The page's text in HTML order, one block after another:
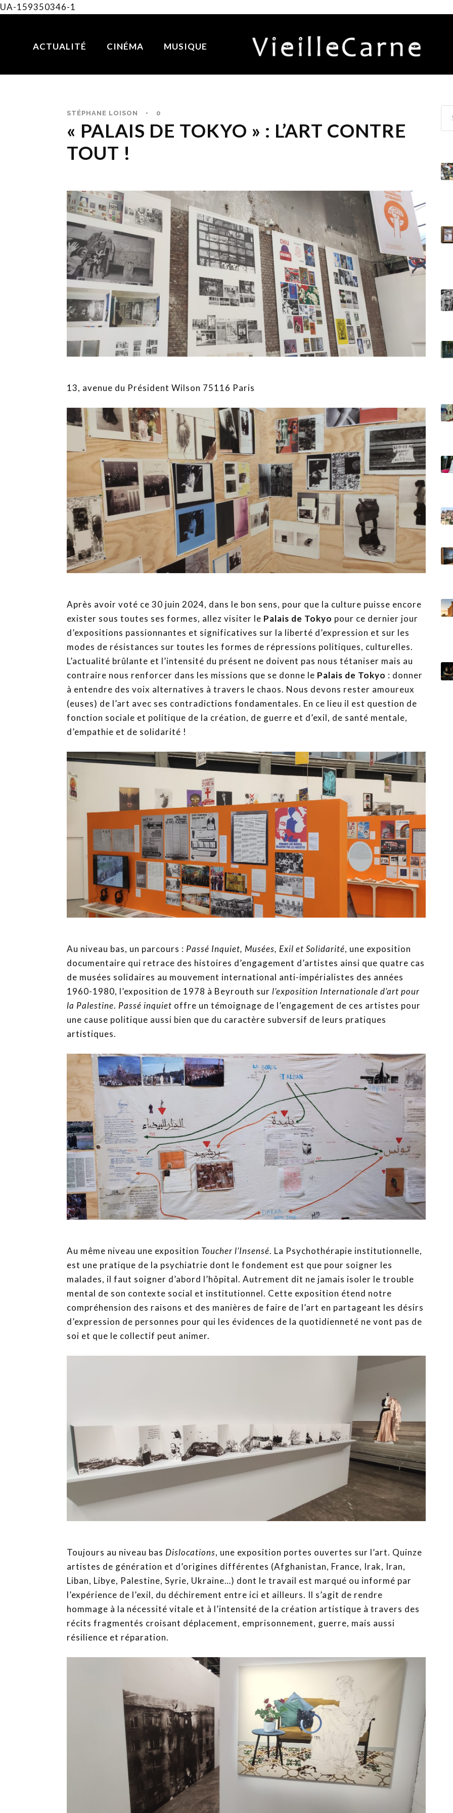
UA-159350346-1
ACTUALITÉ CINÉMA MUSIQUE
STÉPHANE LOISON • 0
« PALAIS DE TOKYO » : L’ART CONTRE
TOUT !
13, avenue du Président Wilson 75116 Paris
Après avoir voté ce 30 juin 2024, dans le bon sens, pour que la culture puisse encore
exister sous toutes ses formes, allez visiter le Palais de Tokyo pour ce dernier jour
d’expositions passionnantes et significatives sur la liberté d’expression et sur les
modes de résistances sur toutes les formes de répressions politiques, culturelles.
L’actualité brûlante et l’intensité du présent ne doivent pas nous tétaniser mais au
contraire nous renforcer dans les missions que se donne le Palais de Tokyo : donner
à entendre des voix alternatives à travers le chaos. Nous devons rester amoureux
(euses) de l’art avec ses contradictions fondamentales. En ce lieu il est question de
fonction sociale et politique de la création, de guerre et d’exil, de santé mentale,
d’empathie et de solidarité !
Au niveau bas, un parcours : Passé Inquiet, Musées, Exil et Solidarité, une exposition
documentaire qui retrace des histoires d’engagement d’artistes ainsi que quatre cas
de musées solidaires au mouvement international anti-impérialistes des années
1960-1980, l’exposition de 1978 à Beyrouth sur l’exposition Internationale d’art pour
la Palestine. Passé inquiet offre un témoignage de l’engagement de ces artistes pour
une cause politique aussi bien que du caractère subversif de leurs pratiques
artistiques.
Au même niveau une exposition Toucher l’Insensé. La Psychothérapie institutionnelle,
est une pratique de la psychiatrie dont le fondement est que pour soigner les
malades, il faut soigner d’abord l’hôpital. Autrement dit ne jamais isoler le trouble
mental de son contexte social et institutionnel. Cette exposition étend notre
compréhension des raisons et des manières de faire de l’art en partageant les désirs
d’expression de personnes pour qui les évidences de la quotidienneté ne vont pas de
soi et que le collectif peut animer.
Toujours au niveau bas Dislocations, une exposition portes ouvertes sur l’art. Quinze
artistes de génération et d’origines différentes (Afghanistan, France, Irak, Iran,
Liban, Libye, Palestine, Syrie, Ukraine…) dont le travail est marqué ou informé par
l’expérience de l’exil, du déchirement entre ici et ailleurs. Il s’agit de rendre
hommage à la nécessité vitale et à l’intensité de la création artistique à travers des
récits fragmentés croisant déplacement, emprisonnement, guerre, mais aussi
résilience et réparation.